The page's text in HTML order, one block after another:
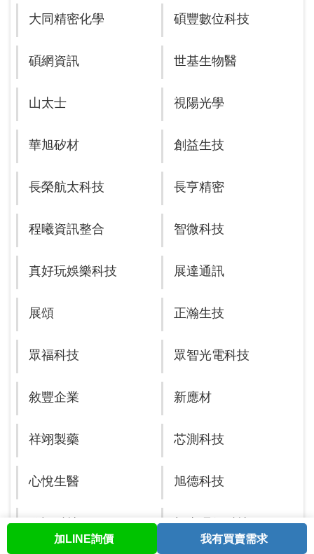
股票查詢 與我聯繫 會員中心
大同精密化學 碩豐數位科技
碩網資訊 世基生物醫
山太士 視陽光學
華旭矽材 創益生技
長榮航太科技 長亨精密
程曦資訊整合 智微科技
真好玩娛樂科技 展達通訊
展頌 正瀚生技
眾福科技 眾智光電科技
敘豐企業 新應材
祥翊製藥 芯測科技
心悅生醫 旭德科技
欣訊科技 旭東環保科技
加LINE詢價 我有買賣需求